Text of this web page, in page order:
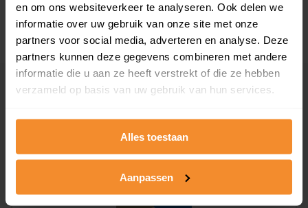
en om ons websiteverkeer te analyseren. Ook delen we
informatie over uw gebruik van onze site met onze
partners voor social media, adverteren en analyse. Deze
partners kunnen deze gegevens combineren met andere
informatie die u aan ze heeft verstrekt of die ze hebben
verzameld op basis van uw gebruik van hun services.
Alles toestaan
Aanpassen
2008 of later
9%
Inwoners
Type huishoudens